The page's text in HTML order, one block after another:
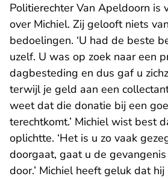
Politierechter Van Apeldoorn is
over Michiel. Zij gelooft niets
bedoelingen. ‘U had de beste
uzelf. U was op zoek naar een
dagbesteding en dus gaf u
terwijl je geld aan een
weet dat die donatie bij een
terechtkomt.’ Michiel wist best
oplichtte. ‘Het is u zo vaak
doorgaat, gaat u de
door.’ Michiel heeft geluk dat